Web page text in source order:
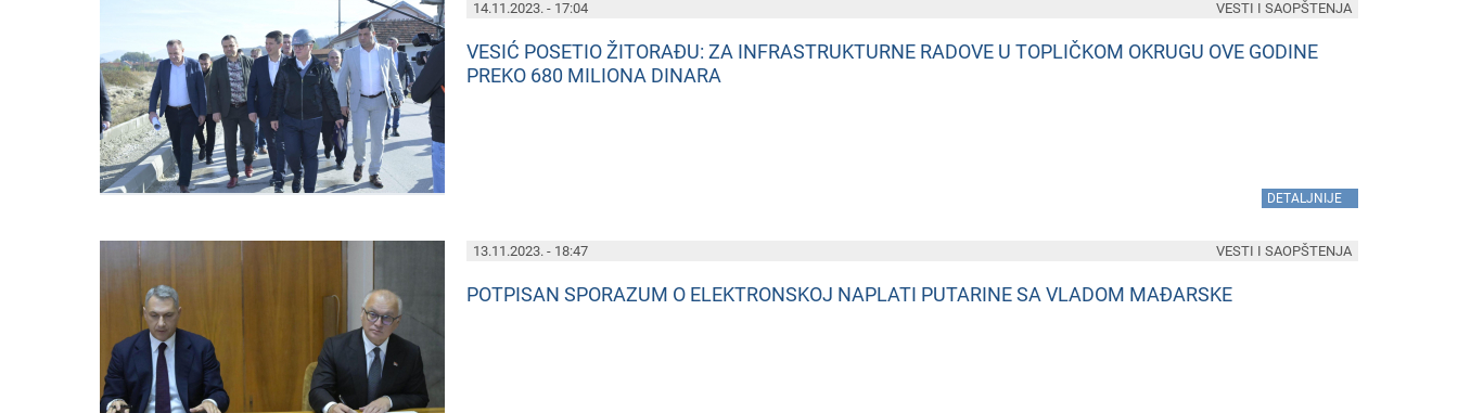
14.11.2023. - 17:04
VESIĆ POSETIO ŽITORAĐU: ZA INFRASTRUKTURNE RADOVE U TOPLIČKOM OKRUGU OVE GODINE
PREKO 680 MILIONA DINARA
DETALJNIJE
VESTI I SAOPŠTENJA
13.11.2023. - 18:47
POTPISAN SPORAZUM O ELEKTRONSKOJ NAPLATI PUTARINE SA VLADOM MAĐARSKE
VESTI I SAOPŠTENJA